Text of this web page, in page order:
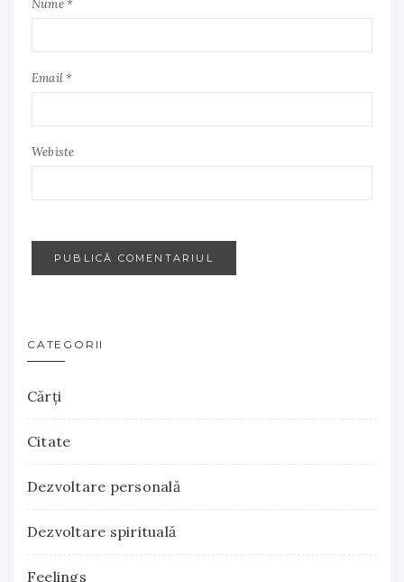
Nume *
Email *
Webiste
CATEGORII
Cărţi
Citate
Dezvoltare personală
Dezvoltare spirituală
Feelings